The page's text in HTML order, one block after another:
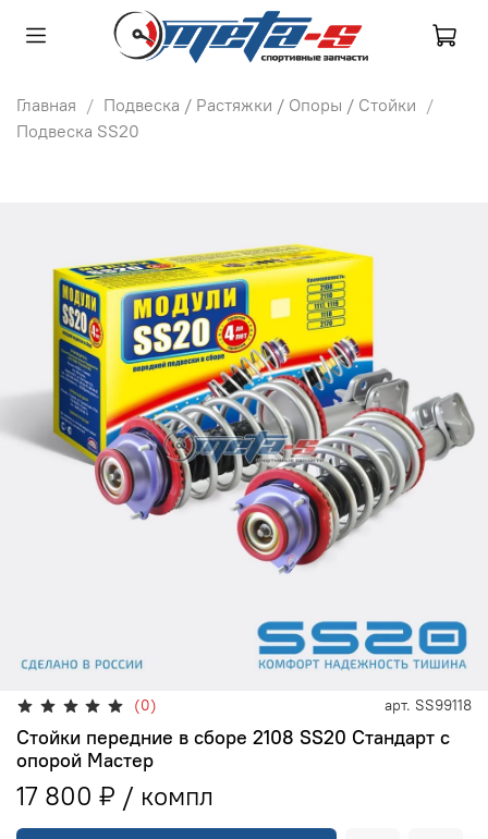
Главная
Подвеска / Растяжки / Опоры / Стойки
Подвеска SS20
(0) арт. SS99118
Стойки передние в сборе 2108 SS20 Стандарт с
опорой Мастер
17 800 ₽